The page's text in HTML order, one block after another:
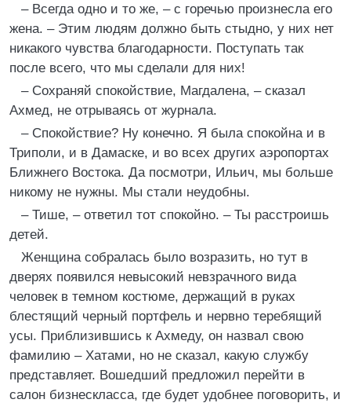
– Всегда одно и то же, – с горечью произнесла его
жена. – Этим людям должно быть стыдно, у них нет
никакого чувства благодарности. Поступать так
после всего, что мы сделали для них!
– Сохраняй спокойствие, Магдалена, – сказал
Ахмед, не отрываясь от журнала.
– Спокойствие? Ну конечно. Я была спокойна и в
Триполи, и в Дамаске, и во всех других аэропортах
Ближнего Востока. Да посмотри, Ильич, мы больше
никому не нужны. Мы стали неудобны.
– Тише, – ответил тот спокойно. – Ты расстроишь
детей.
Женщина собралась было возразить, но тут в
дверях появился невысокий невзрачного вида
человек в темном костюме, держащий в руках
блестящий черный портфель и нервно теребящий
усы. Приблизившись к Ахмеду, он назвал свою
фамилию – Хатами, но не сказал, какую службу
представляет. Вошедший предложил перейти в
салон бизнескласса, где будет удобнее поговорить, и